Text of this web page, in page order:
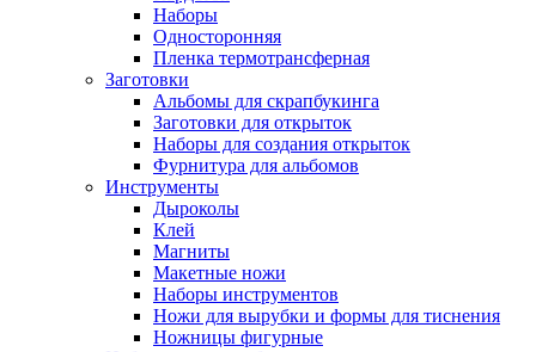
Наборы
Односторонняя
Пленка термотрансферная
Заготовки
Альбомы для скрапбукинга
Заготовки для открыток
Наборы для создания открыток
Фурнитура для альбомов
Инструменты
Дыроколы
Клей
Магниты
Макетные ножи
Наборы инструментов
Ножи для вырубки и формы для тиснения
Ножницы фигурные